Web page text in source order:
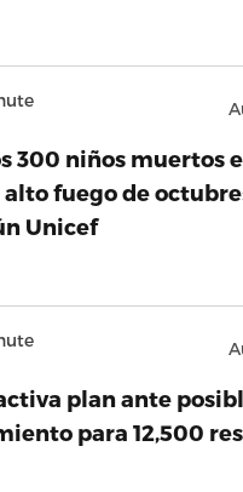
300 niños muertos
alto fuego de
Unicef
plan ante
para 12,500